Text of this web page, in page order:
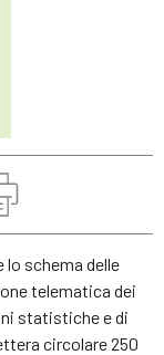
schema delle
telematica dei
statistiche e di
circolare 250